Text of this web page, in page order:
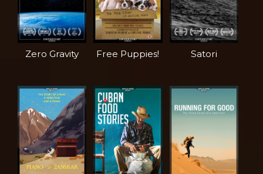
Zero Gravity Free Puppies! Satori